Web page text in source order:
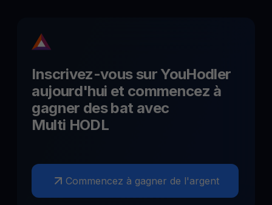
Inscrivez-vous sur YouHodler
aujourd'hui et commencez à
gagner des bat avec
Multi HODL
Commencez à gagner de l'argent